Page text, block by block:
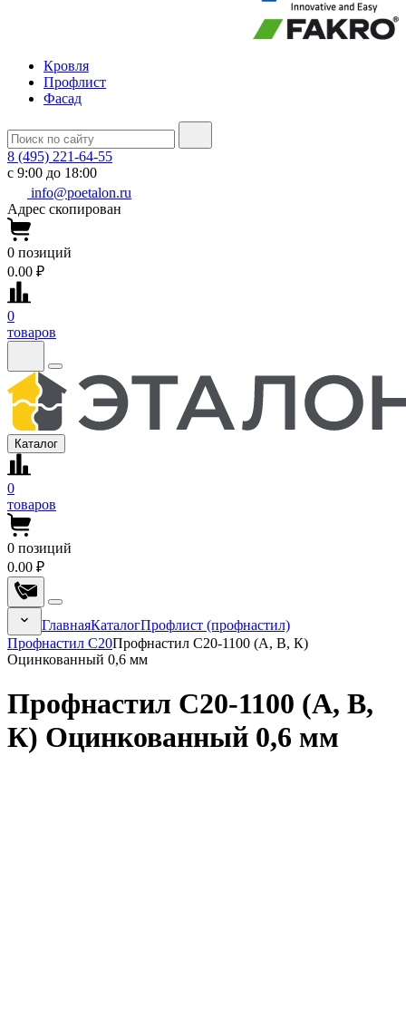
Кровля
Профлист
Фасад
8 (495) 221-64-55
с 9:00 до 18:00
info@poetalon.ru
Адрес скопирован
0 позиций
0.00 ₽
0
товаров
Каталог
0
товаров
0 позиций
0.00 ₽
ГлавнаяКаталогПрофлист (профнастил)
Профнастил С20Профнастил С20-1100 (А, В, К)
Оцинкованный 0,6 мм
Профнастил С20-1100 (А, В,
К) Оцинкованный 0,6 мм